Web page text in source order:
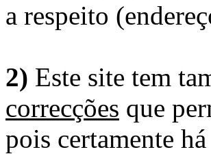
a respeito
2) Este site tem
correcções que
pois certamente